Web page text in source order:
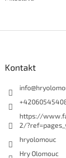
Kontakt
info@
https://
2/
hryolomouc
Hry Olomouc